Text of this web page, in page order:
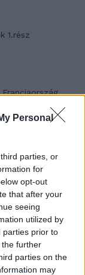
Personal
parties, or
for
opt-out
that after your
seeing
utilized by
parties prior to
further
parties on the
may
1.rész
14. rész